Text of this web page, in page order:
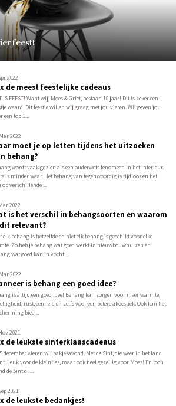
feest!
2022
de meest feestelijke cadeaus
IS FEEST! Want wij, Moes & Griet, bestaan 10 jaar! Dit is zeker een
waard. Dit feestje willen wij graag met jou vieren. Wij geven jou
een top 1...
2022
moet je op letten tijdens het uitzoeken
behang?
wordt vaak gezien als een ouderwets fenomeen in het interieur.
is minder waar. Het behang van tegenwoordig is tijdloos en het
op verschillende ...
2022
is het verschil in behangsoorten en waarom
relevant?
elk behang is hetzelfde en niet elk behang is geschikt voor elke
Zo heb je behang wat goed werkt in nieuwbouwhuizen en
wat goed kan in vocht ...
2022
is behang een goed idee?
is áltijd een goed idee! Behang kan zorgen voor meer warmte,
rust, eenheid en zelfs voor een betere akoestiek. Ook kan het
bied ...
2021
de leukste sinterklaascadeaus
december vieren wij pakjesavond. Met de Sint, die weer in het land
Leuk voor de kleintjes, maar ook heel gezellig voor Moes! En toch
de Sint di ...
2021
de leukste bedankjes!